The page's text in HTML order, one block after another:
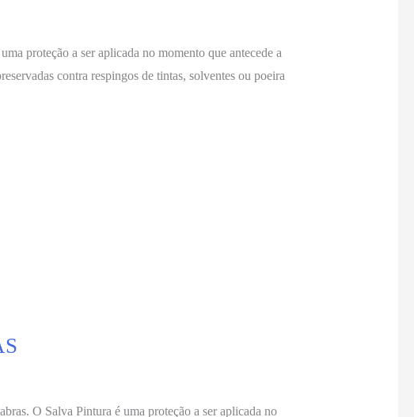
proteção a ser aplicada no momento que antecede a
contra respingos de tintas, solventes ou poeira
O Salva Pintura é uma proteção a ser aplicada no